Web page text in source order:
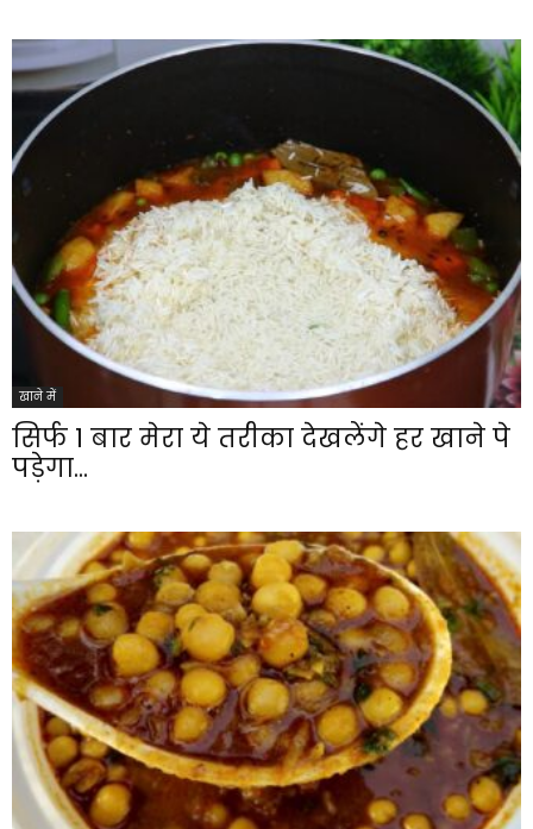
खाने में
सिर्फ 1 बार मेरा ये तरीका देखलेंगे हर खाने पे
पड़ेगा...